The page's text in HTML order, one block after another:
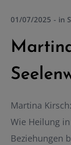
01/07/2025 in
Martina
Wie Heilung
Beziehungen